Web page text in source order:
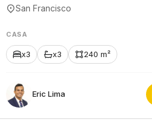
San Francisco
CASA
x3 x3 240 m²
Eric Lima